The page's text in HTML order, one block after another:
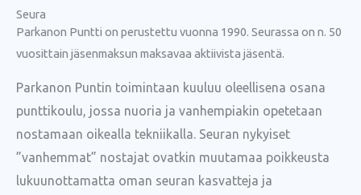
Seura
Parkanon Puntti on perustettu vuonna 1990. Seurassa on n. 50
vuosittain jäsenmaksun maksavaa aktiivista jäsentä.
Parkanon Puntin toimintaan kuuluu oleellisena osana
punttikoulu, jossa nuoria ja vanhempiakin opetetaan
nostamaan oikealla tekniikalla. Seuran nykyiset
”vanhemmat” nostajat ovatkin muutamaa poikkeusta
lukuunottamatta oman seuran kasvatteja ja